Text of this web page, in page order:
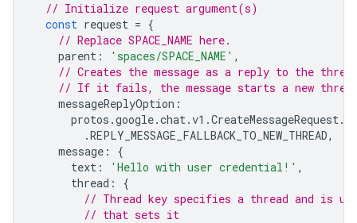
// Initialize request argument(s)
const request = {
// Replace SPACE_NAME here.
parent : 'spaces/SPACE_NAME' ,
// Creates the message as a reply to the
// If it fails, the message starts a new
messageReplyOption :
protos .google.chat.v1 .CreateMessageRequest.
.REPLY_MESSAGE_FALLBACK_TO_NEW_THREAD,
message :
{
text : 'Hello with user credential!' ,
thread :
{
// Thread key specifies a thread and is
// that sets it